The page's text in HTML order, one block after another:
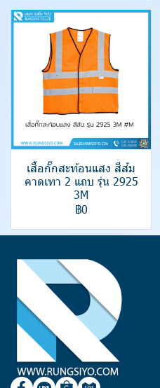
เสื้อกั๊กสะท้อนแสง สีส้ม
คาดเทา 2 แถบ รุ่น 2925
3M
฿0